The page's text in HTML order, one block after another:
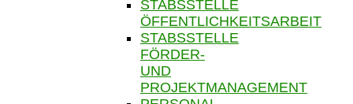
STABSSTELLE
ÖFFENTLICHKEITSARBEIT
STABSSTELLE
FÖRDER-
UND
PROJEKTMANAGEMENT